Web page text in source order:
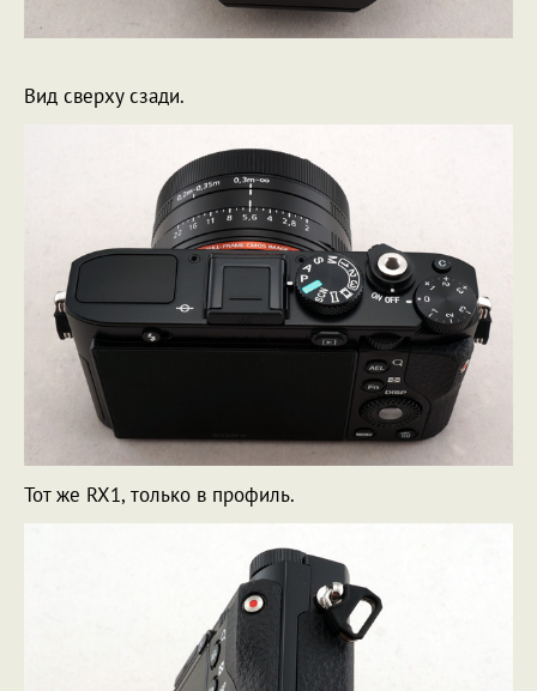
Вид сверху сзади.
Тот же RX1, только в профиль.